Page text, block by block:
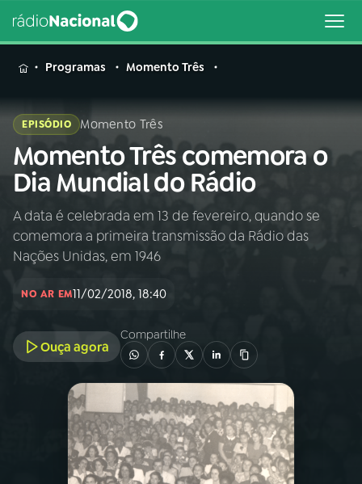
MENU
Buscar
na
Rádio
Nacional
Buscar
AO VIVO
01INÍCIO
02A RÁDIO
PROGRAMAÇÃO
PROGRAMAS
Programas Momento Três
EPISÓDIO Momento Três
Momento Três comemora o
Dia Mundial do Rádio
A data é celebrada em 13 de fevereiro, quando se
comemora a primeira transmissão da Rádio das
Nações Unidas, em 1946
NO AR EM11/02/2018, 18:40
Ouça agora
Compartilhe